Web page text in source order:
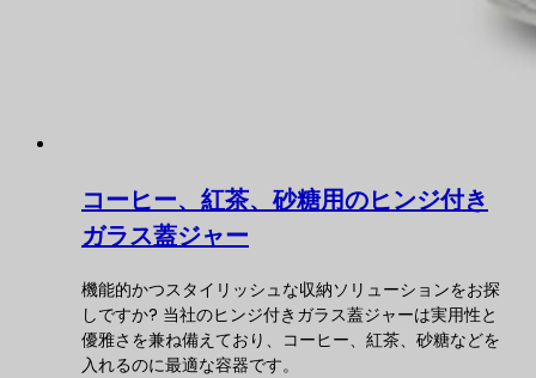
コーヒー、紅茶、砂糖用のヒンジ付き
ガラス蓋ジャー
機能的かつスタイリッシュな収納ソリューションをお探
しですか? 当社のヒンジ付きガラス蓋ジャーは実用性と
優雅さを兼ね備えており、コーヒー、紅茶、砂糖などを
入れるのに最適な容器です。